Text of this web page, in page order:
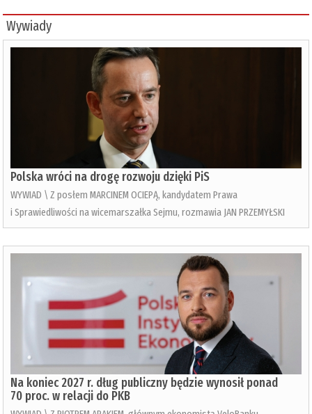
Wywiady
Polska wróci na drogę rozwoju dzięki PiS
WYWIAD \ Z posłem MARCINEM OCIEPĄ, kandydatem Prawa
i Sprawiedliwości na wicemarszałka Sejmu, rozmawia JAN PRZEMYŁSKI
Na koniec 2027 r. dług publiczny będzie wynosił ponad
70 proc. w relacji do PKB